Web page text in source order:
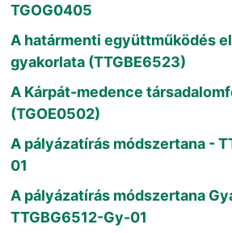
TGOG0405
A határmenti együttműködés
gyakorlata (TTGBE6523)
A Kárpát-medence
(TGOE0502)
A pályázatírás módszertana -
01
A pályázatírás módszertana
TTGBG6512-Gy-01